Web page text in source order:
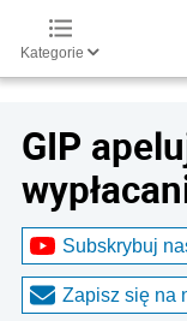
Kategorie
GIP
Subskrybuj
Zapisz się na